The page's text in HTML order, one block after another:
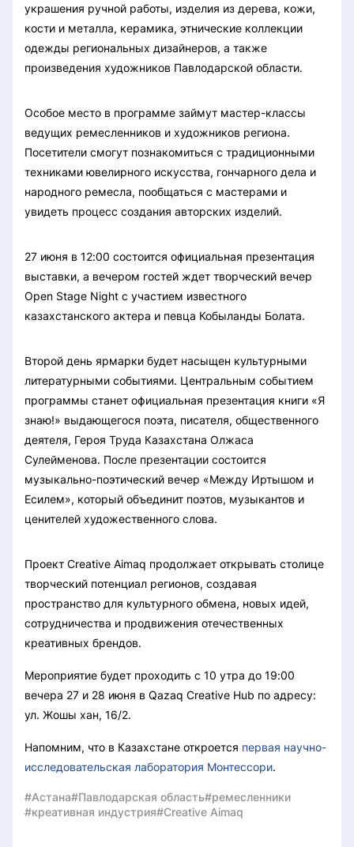
украшения ручной работы, изделия из дерева, кожи,
кости и металла, керамика, этнические коллекции
одежды региональных дизайнеров, а также
произведения художников Павлодарской области.
Особое место в программе займут мастер-классы
ведущих ремесленников и художников региона.
Посетители смогут познакомиться с традиционными
техниками ювелирного искусства, гончарного дела и
народного ремесла, пообщаться с мастерами и
увидеть процесс создания авторских изделий.
27 июня в 12:00 состоится официальная презентация
выставки, а вечером гостей ждет творческий вечер
Open Stage Night с участием известного
казахстанского актера и певца Кобыланды Болата.
Второй день ярмарки будет насыщен культурными
литературными событиями. Центральным событием
программы станет официальная презентация книги «Я
знаю!» выдающегося поэта, писателя, общественного
деятеля, Героя Труда Казахстана Олжаса
Сулейменова. После презентации состоится
музыкально-поэтический вечер «Между Иртышом и
Есилем», который объединит поэтов, музыкантов и
ценителей художественного слова.
Проект Creative Aimaq продолжает открывать столице
творческий потенциал регионов, создавая
пространство для культурного обмена, новых идей,
сотрудничества и продвижения отечественных
креативных брендов.
Мероприятие будет проходить с 10 утра до 19:00
вечера 27 и 28 июня в Qazaq Creative Hub по адресу:
ул. Жошы хан, 16/2.
Напомним, что в Казахстане откроется первая научно-
исследовательская лаборатория Монтессори.
#Астана#Павлодарская область#ремесленники
#креативная индустрия#Creative Aimaq